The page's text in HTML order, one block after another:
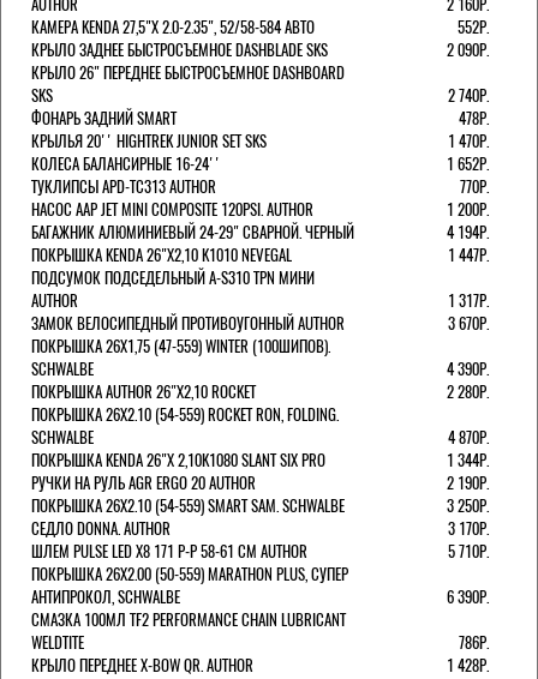
КАМЕРА KENDA 27,5"Х 2.0-2.35", 52/58-584 АВТО
552Р.
КРЫЛО ЗАДНЕЕ БЫСТРОСЪЕМНОЕ DASHBLADE SKS
2 090Р.
КРЫЛО 26" ПЕРЕДНЕЕ БЫСТРОСЪЕМНОЕ DASHBOARD
SKS
2 740Р.
ФОНАРЬ ЗАДНИЙ SMART
478Р.
КРЫЛЬЯ 20'' HIGHTREK JUNIOR SET SKS
1 470Р.
КОЛЕСА БАЛАНСИРНЫЕ 16-24''
1 652Р.
ТУКЛИПСЫ APD-TC313 AUTHOR
770Р.
НАСОС AAP JET MINI COMPOSITE 120PSI. AUTHOR
1 200Р.
БАГАЖНИК АЛЮМИНИЕВЫЙ 24-29" СВАРНОЙ. ЧЕРНЫЙ
4 194Р.
ПОКРЫШКА KENDA 26"Х2,10 K1010 NEVEGAL
1 447Р.
ПОДСУМОК ПОДСЕДЕЛЬНЫЙ A-S310 TPN МИНИ
AUTHOR
1 317Р.
ЗАМОК ВЕЛОСИПЕДНЫЙ ПРОТИВОУГОННЫЙ AUTHOR
3 670Р.
ПОКРЫШКА 26X1,75 (47-559) WINTER (100ШИПОВ).
SCHWALBE
4 390Р.
ПОКРЫШКА AUTHOR 26"Х2,10 ROCKET
2 280Р.
ПОКРЫШКА 26X2.10 (54-559) ROCKET RON, FOLDING.
SCHWALBE
4 870Р.
ПОКРЫШКА KENDA 26"Х 2,10K1080 SLANT SIX PRO
1 344Р.
РУЧКИ НА РУЛЬ AGR ERGO 20 AUTHOR
2 190Р.
ПОКРЫШКА 26X2.10 (54-559) SMART SAM. SCHWALBE
3 250Р.
СЕДЛО DONNA. AUTHOR
3 170Р.
ШЛЕМ PULSE LED X8 171 Р-Р 58-61 СМ AUTHOR
5 710Р.
ПОКРЫШКА 26X2.00 (50-559) MARATHON PLUS, СУПЕР
АНТИПРОКОЛ, SCHWALBE
6 390Р.
СМАЗКА 100МЛ TF2 PERFORMANCE CHAIN LUBRICANT
WELDTITE
786Р.
КРЫЛО ПЕРЕДНЕЕ X-BOW QR. AUTHOR
1 428Р.